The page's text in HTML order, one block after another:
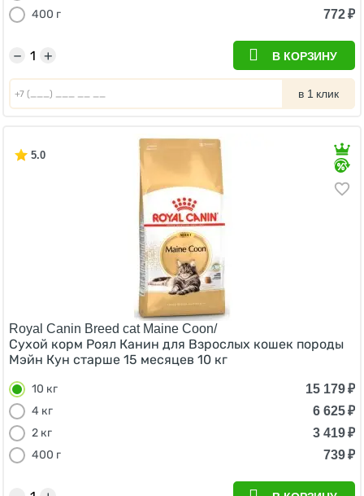
400 г
772₽
+
− В КОРЗИНУ
в 1 клик
5.0
Royal Canin Breed cat Maine Coon/
Сухой корм Роял Канин для Взрослых кошек породы
Мэйн Кун старше 15 месяцев 10 кг
10 кг 15 179₽
4 кг
6 625₽
2 кг
3 419₽
400 г
739₽